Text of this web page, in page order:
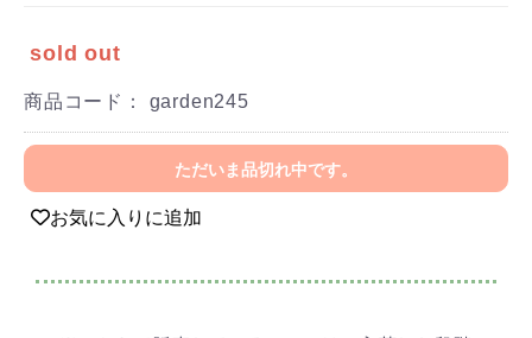
sold out
商品コード： garden245
ただいま品切れ中です。
お気に入りに追加